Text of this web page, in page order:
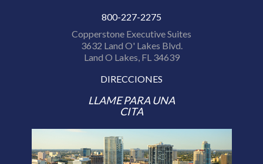
800-227-2275
Copperstone Executive Suites
3632 Land O' Lakes Blvd.
Land O Lakes, FL 34639
DIRECCIONES
LLAME PARA UNA
CITA